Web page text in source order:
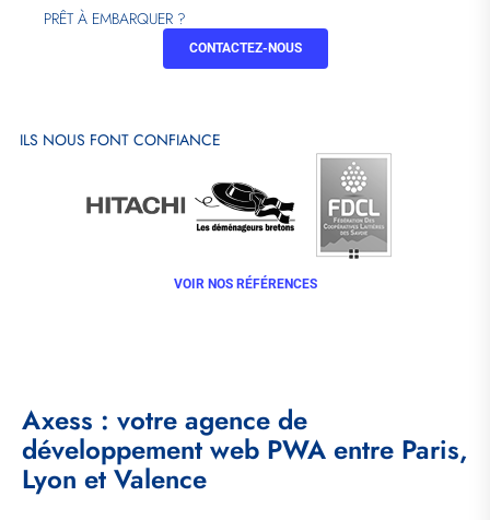
PRÊT À EMBARQUER ?
CONTACTEZ-NOUS
ILS NOUS FONT CONFIANCE
VOIR NOS RÉFÉRENCES
Axess : votre agence de
développement web PWA entre Paris,
Lyon et Valence